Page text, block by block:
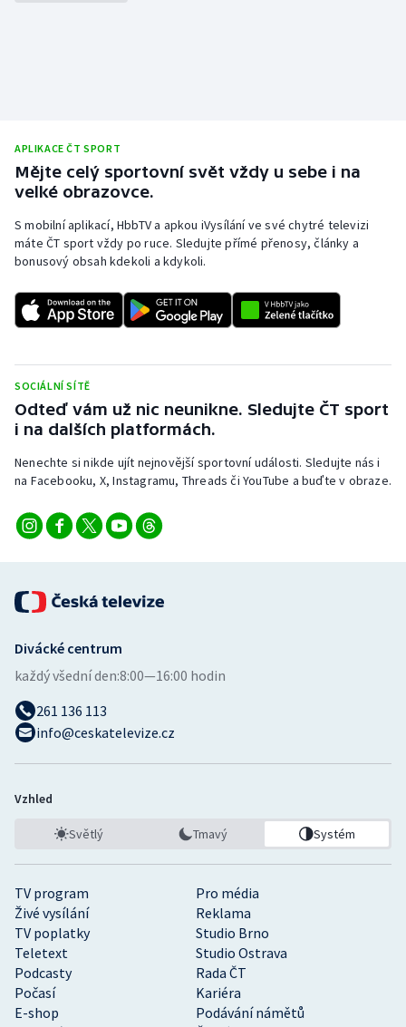
APLIKACE ČT SPORT
Mějte celý sportovní svět vždy u sebe i na
velké obrazovce.
S mobilní aplikací, HbbTV a apkou iVysílání ve své chytré televizi
máte ČT sport vždy po ruce. Sledujte přímé přenosy, články a
bonusový obsah kdekoli a kdykoli.
SOCIÁLNÍ SÍTĚ
Odteď vám už nic neunikne. Sledujte ČT sport
i na dalších platformách.
Nenechte si nikde ujít nejnovější sportovní události. Sledujte nás i
na Facebooku, X, Instagramu, Threads či YouTube a buďte v obraze.
TV program
Pro média
Živé vysílání
Reklama
TV poplatky
Studio Brno
Teletext
Studio Ostrava
Podcasty
Rada ČT
Počasí
Kariéra
E-shop
Podávání námětů
Divácké centrum
každý všední den:8:00—16:00 hodin
261 136 113
info@ceskatelevize.cz
Vzhled
Světlý Tmavý Systém